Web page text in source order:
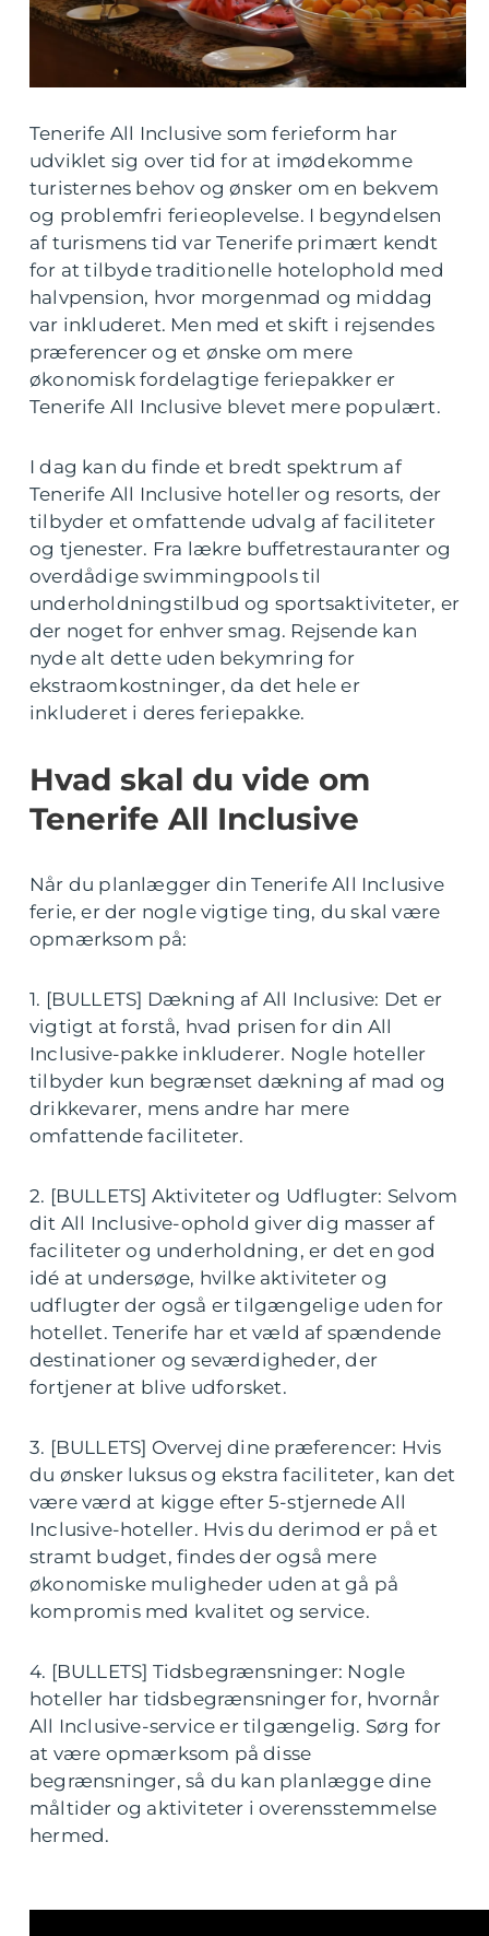
Tenerife All Inclusive som ferieform har
udviklet sig over tid for at imødekomme
turisternes behov og ønsker om en bekvem
og problemfri ferieoplevelse. I begyndelsen
af turismens tid var Tenerife primært kendt
for at tilbyde traditionelle hotelophold med
halvpension, hvor morgenmad og middag
var inkluderet. Men med et skift i rejsendes
præferencer og et ønske om mere
økonomisk fordelagtige feriepakker er
Tenerife All Inclusive blevet mere populært.
I dag kan du finde et bredt spektrum af
Tenerife All Inclusive hoteller og resorts, der
tilbyder et omfattende udvalg af faciliteter
og tjenester. Fra lækre buffetrestauranter og
overdådige swimmingpools til
underholdningstilbud og sportsaktiviteter, er
der noget for enhver smag. Rejsende kan
nyde alt dette uden bekymring for
ekstraomkostninger, da det hele er
inkluderet i deres feriepakke.
Hvad skal du vide om
Tenerife All Inclusive
Når du planlægger din Tenerife All Inclusive
ferie, er der nogle vigtige ting, du skal være
opmærksom på:
1. [BULLETS] Dækning af All Inclusive: Det er
vigtigt at forstå, hvad prisen for din All
Inclusive-pakke inkluderer. Nogle hoteller
tilbyder kun begrænset dækning af mad og
drikkevarer, mens andre har mere
omfattende faciliteter.
2. [BULLETS] Aktiviteter og Udflugter: Selvom
dit All Inclusive-ophold giver dig masser af
faciliteter og underholdning, er det en god
idé at undersøge, hvilke aktiviteter og
udflugter der også er tilgængelige uden for
hotellet. Tenerife har et væld af spændende
destinationer og seværdigheder, der
fortjener at blive udforsket.
3. [BULLETS] Overvej dine præferencer: Hvis
du ønsker luksus og ekstra faciliteter, kan det
være værd at kigge efter 5-stjernede All
Inclusive-hoteller. Hvis du derimod er på et
stramt budget, findes der også mere
økonomiske muligheder uden at gå på
kompromis med kvalitet og service.
4. [BULLETS] Tidsbegrænsninger: Nogle
hoteller har tidsbegrænsninger for, hvornår
All Inclusive-service er tilgængelig. Sørg for
at være opmærksom på disse
begrænsninger, så du kan planlægge dine
måltider og aktiviteter i overensstemmelse
hermed.